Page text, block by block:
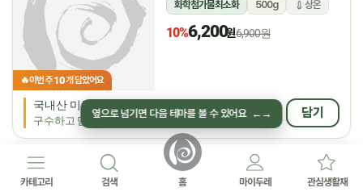
🔥이번 주10개 담았어요
화학첨가물최소화 500g 상온
10%6,200원6,900원
국내산 미꾸라지로 끓인 진한 추어탕
구수하고 담백한 국물 맛
담기
8% 자연에찬 후기 7
(채식)감자옹심이들깨탕
카테고리 검색 홈 마이두레 관심생활재
옆으로 넘기면 다음 테마를 볼 수 있어요 ←→